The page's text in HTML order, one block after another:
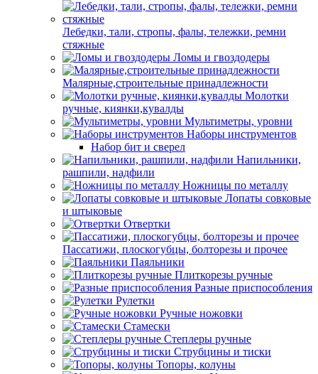
Лебедки, тали, стропы, фалы, тележки, ремни
стяжные
Ломы и гвоздодеры
Малярные,строительные принадлежности
Молотки
ручные, киянки,кувалды
Мультиметры, уровни
Наборы инструментов
Набор бит и сверел
Напильники,
рашпили, надфили
Ножницы по металлу
Лопаты совковые
и штыковые
Отвертки
Пассатижи, плоскогубцы, болторезы и прочее
Паяльники
Плиткорезы ручные
Разные приспособления
Рулетки
Ручные ножовки
Стамески
Степлеры ручные
Струбцины и тиски
Топоры, колуны